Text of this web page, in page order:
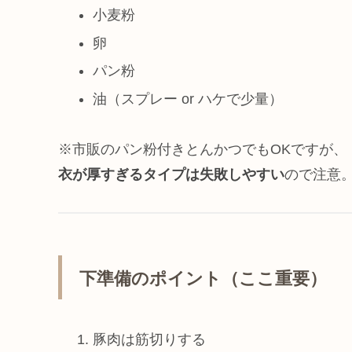
小麦粉
卵
パン粉
油（スプレー or ハケで少量）
※市販のパン粉付きとんかつでもOKですが、
衣が厚すぎるタイプは失敗しやすいので注意
下準備のポイント（ここ重要）
豚肉は筋切りする